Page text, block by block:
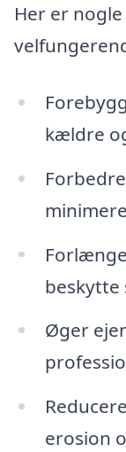
Her er
kældre
Øger
erosion